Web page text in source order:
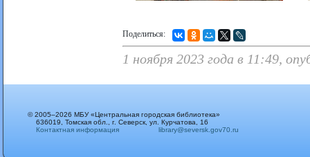
Поделиться:
1 ноября 2023 года в 11:49,
© 2005–2026 МБУ «Центральная городская библиотека»
636019, Томская обл., г. Северск, ул. Курчатова, 16
Контактная информация
library@seversk.gov70.ru